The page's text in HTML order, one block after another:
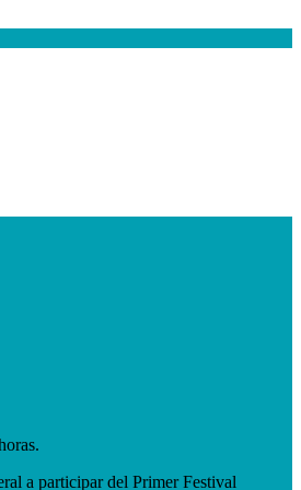
a participar del Primer Festival